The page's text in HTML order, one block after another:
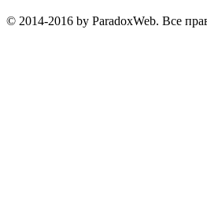
© 2014-2016 by ParadoxWeb. Все